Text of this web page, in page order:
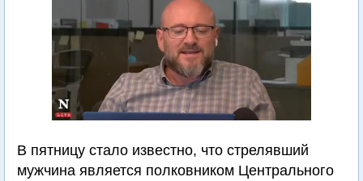
В пятницу стало известно, что стрелявший
мужчина является полковником Центрального